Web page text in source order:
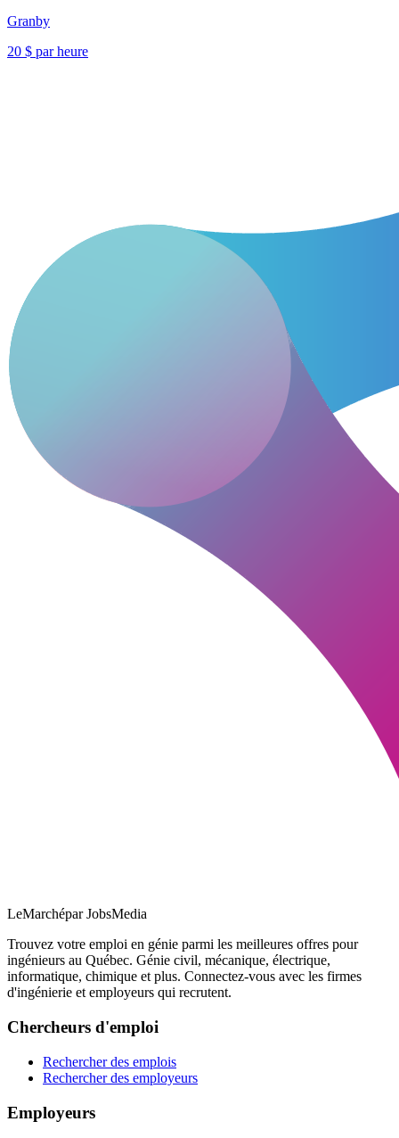
Granby
20 $ par heure
LeMarchépar JobsMedia
Trouvez votre emploi en génie parmi les meilleures offres pour
ingénieurs au Québec. Génie civil, mécanique, électrique,
informatique, chimique et plus. Connectez-vous avec les firmes
d'ingénierie et employeurs qui recrutent.
Chercheurs d'emploi
Rechercher des emplois
Rechercher des employeurs
Employeurs